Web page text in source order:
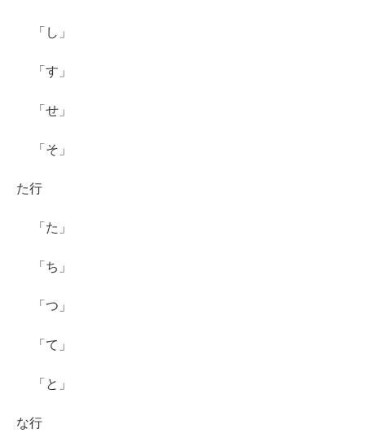
「し」
「す」
「せ」
「そ」
た行
「た」
「ち」
「つ」
「て」
「と」
な行